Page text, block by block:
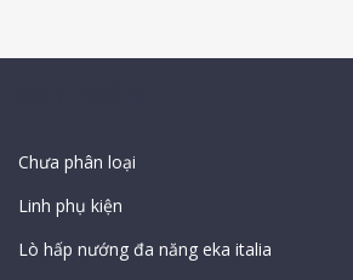
Chưa phân loại
Linh phụ kiện
Lò hấp nướng đa năng eka italia